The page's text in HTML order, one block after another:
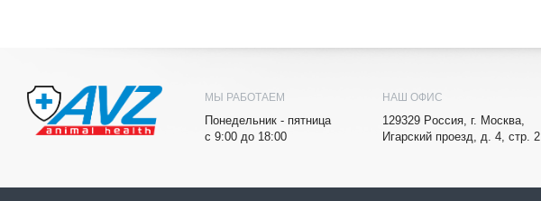
МЫ РАБОТАЕМ
Понедельник - пятница
с 9:00 до 18:00
НАШ ОФИС
129329 Рoccия, г. Мocквa,
Игарский проезд, д. 4, стр. 2